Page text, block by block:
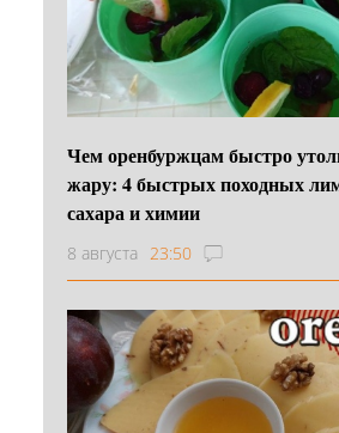
Чем оренбуржцам быстро
жару: 4 быстрых походных
сахара и химии
8 августа 23:50